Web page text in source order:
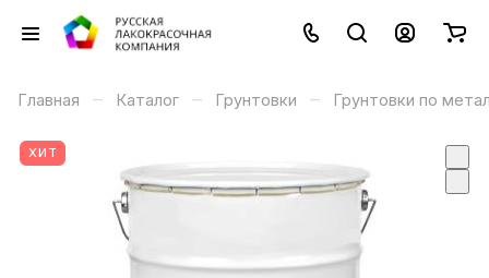
Главная – Каталог – Грунтовки – Грунтовки по
ХИТ